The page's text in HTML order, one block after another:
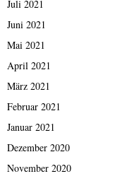
Juli 2021
Juni 2021
Mai 2021
April 2021
März 2021
Februar 2021
Januar 2021
Dezember 2020
November 2020